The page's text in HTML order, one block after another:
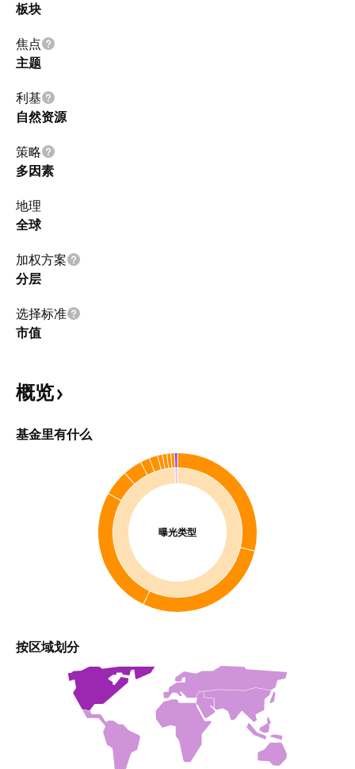
板块
焦点
主题
利基
自然资源
策略
多因素
地理
全球
加权方案
分层
选择标准
市值
概览
基金里有什么
曝光类型
按区域划分